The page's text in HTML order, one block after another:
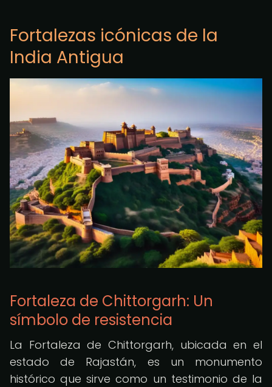
Fortalezas icónicas de la
India Antigua
Fortaleza de Chittorgarh: Un
símbolo de resistencia
La Fortaleza de Chittorgarh, ubicada en el
estado de Rajastán, es un monumento
histórico que sirve como un testimonio de la